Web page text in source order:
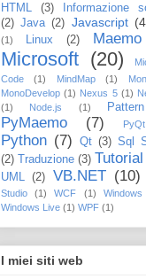
HTML (3)
Informazione
(2) Java (2) Javascript
(1)
Linux (2) Maemo
Microsoft (20)
Code
(1) MindMap (1)
MonoDevelop (1) Nexus 5 (1)
(1)
Node.js (1) Pattern
PyMaemo (7) PyQt
Python (7) Qt (3) Sql
(2) Traduzione (3) Tutorial
UML (2) VB.NET (10)
Studio
(1) WCF (1)
Windows Live (1) WPF (1)
I miei siti web